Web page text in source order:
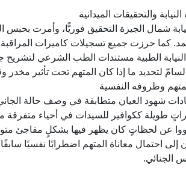
والتحقيقات الميدانية
شمال الجيزة التحقيق فوريًّا، وأمرت بحبس
كما حرزت جميع تسجيلات كاميرات
الطبية مستندات الطب الشرعي
لتحديد ما إذا كان المتهم تحت تأثير مخدر
وظروفه النفسية
شهود العيان متطابقة في وصف حالة
طويلة ككوافير للسيدات في أحياء متفرقة
عن لحظاتٍ كان يظهر فيها بشكلٍ مفاجئ
إلى احتمال معاناة المتهم اضطرابًا نفسيًا
الجنائي.